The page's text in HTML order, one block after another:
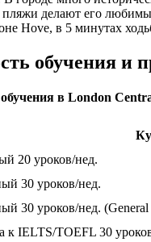
делают его
Hove, в 5 минутах
обучения и
в London
20 уроков/нед.
30 уроков/нед.
30 уроков/нед. (General
к IELTS/TOEFL 30